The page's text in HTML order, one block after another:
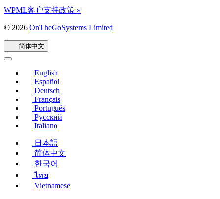
WPML客户支持政策 »
© 2026 OnTheGoSystems Limited（在
简体中文
English
Español
Deutsch
Français
Português
Русский
Italiano
日本語
简体中文
한국어
ไทย
Vietnamese